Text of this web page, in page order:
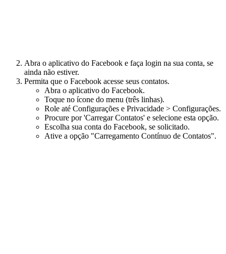
Abra o aplicativo do Facebook e faça login na sua conta, se
ainda não estiver.
Permita que o Facebook acesse seus contatos.
Abra o aplicativo do Facebook.
Toque no ícone do menu (três linhas).
Role até Configurações e Privacidade > Configurações.
Procure por 'Carregar Contatos' e selecione esta opção.
Escolha sua conta do Facebook, se solicitado.
Ative a opção "Carregamento Contínuo de Contatos".